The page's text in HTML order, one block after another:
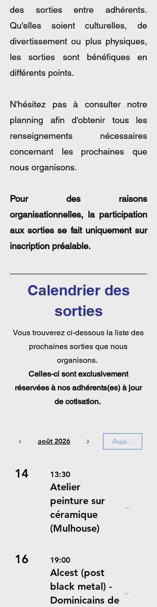
des sorties entre adhérents.
Qu'elles soient culturelles, de
divertissement ou plus physiques,
les sorties sont bénéfiques en
différents points.
N'hésitez pas à consulter notre
planning afin d'obtenir tous les
renseignements nécessaires
concernant les prochaines que
nous organisons.
Pour des raisons
organisationnelles, la participation
aux sorties se fait uniquement sur
inscription préalable.
Calendrier des
sorties
Vous trouverez ci-dessous la liste des
prochaines sorties que nous
organisons.
Celles-ci sont exclusivement
réservées à nos adhérents(es) à jour
de cotisation.
août 2026 Aujourd'hui
14 13:30
Atelier
peinture sur
céramique
(Mulhouse)
16 19:00
Alcest (post
black metal) -
Dominicains de